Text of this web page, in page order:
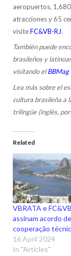
aeropuertos,
atracciones y 65
visiteFC&VB-RJ.
También puede
brasileños y
visitando el
Lea más sobre el
cultura brasileña a
trilingüe (inglés,
Related
VBRATA e
assinam acordo de
cooperação
16 April 2024
In "Articles"